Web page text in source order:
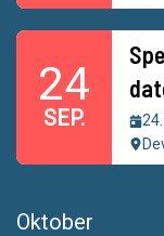
24
SEP.
Oktober